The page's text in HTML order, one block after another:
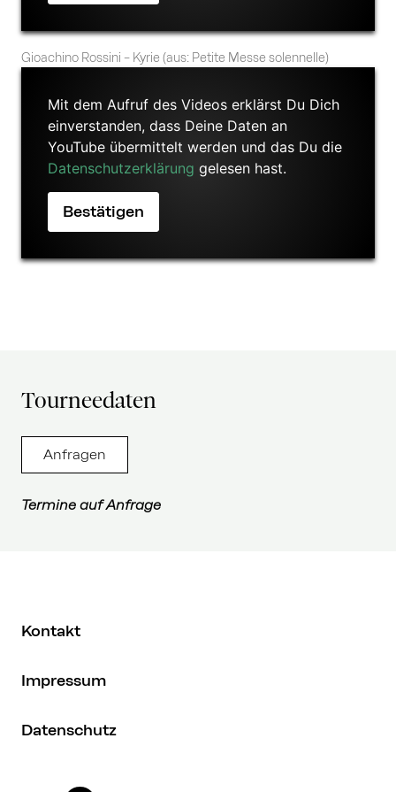
Gioachino Rossini – Kyrie (aus: Petite Messe solennelle)
Mit dem Aufruf des Videos erklärst Du Dich
einverstanden, dass Deine Daten an
YouTube übermittelt werden und das Du die
Datenschutzerklärung gelesen hast.
Tourneedaten
Anfragen
Termine auf Anfrage
Kontakt
Impressum
Datenschutz